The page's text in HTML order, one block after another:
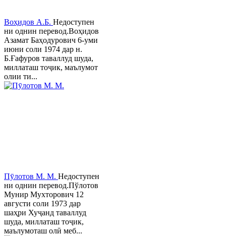
Воҳидов А.Б. Недоступен
ни однин перевод.Воҳидов
Азамат Баҳодурович 6-уми
июни соли 1974 дар н.
Б.Ғафуров таваллуд шуда,
миллаташ тоҷик, маълумот
олии ти...
Пӯлотов М. М. Недоступен
ни однин перевод.Пўлотов
Мунир Мухторович 12
августи соли 1973 дар
шаҳри Хуҷанд таваллуд
шуда, миллаташ тоҷик,
маълумоташ олӣ меб...